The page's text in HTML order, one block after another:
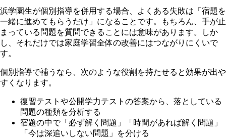
浜学園生が個別指導を併用する場合、よくある失敗は「宿題を
一緒に進めてもらうだけ」になることです。もちろん、手が止
まっている問題を質問できることには意味があります。しか
し、それだけでは家庭学習全体の改善にはつながりにくいで
す。
個別指導で補うなら、次のような役割を持たせると効果が出や
すくなります。
復習テストや公開学力テストの答案から、落としている
問題の種類を分析する
宿題の中で「必ず解く問題」「時間があれば解く問題」
「今は深追いしない問題」を分ける